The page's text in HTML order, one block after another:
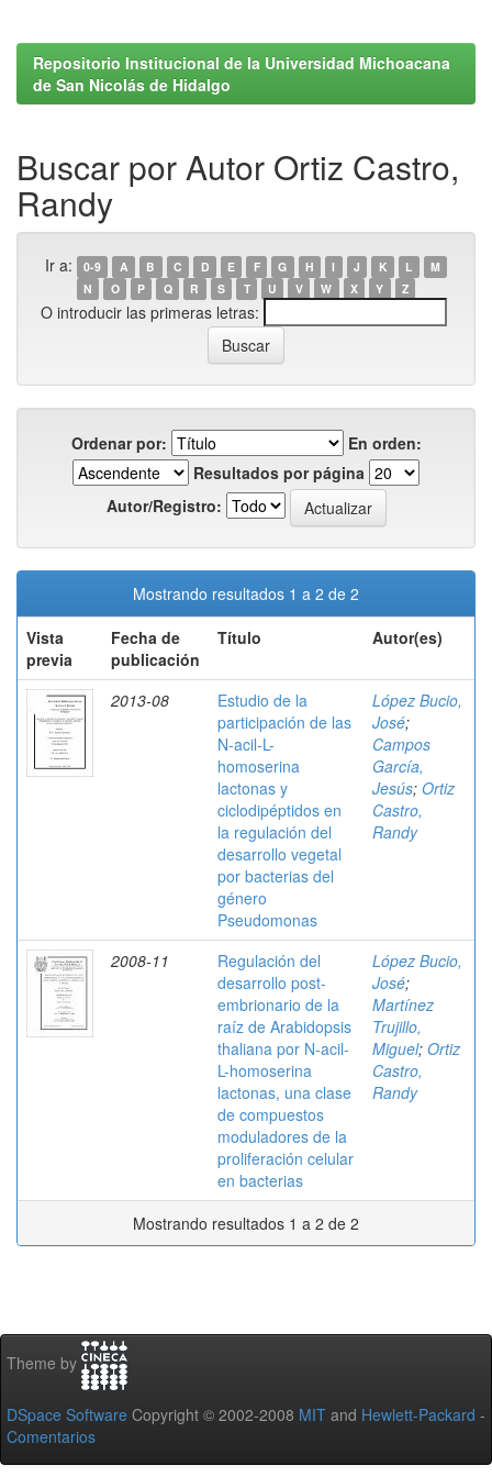
Repositorio Institucional de la Universidad Michoacana
de San Nicolás de Hidalgo
Buscar por Autor Ortiz Castro,
Randy
Ir a: 0-9 A B C D E F G H I J K L
M
N
O P Q R S T U V W X Y Z
O introducir las primeras letras:
Ordenar por:
En orden:
Resultados por página
Autor/Registro:
Mostrando resultados 1 a 2 de 2
Vista
previa
Fecha de
publicación
Título Autor(es)
2013-08
Estudio de la
participación de las
N-acil-L-
homoserina
lactonas y
ciclodipéptidos en
la regulación del
desarrollo vegetal
por bacterias del
género
Pseudomonas
López Bucio,
José;
Campos
García,
Jesús; Ortiz
Castro,
Randy
2008-11
Regulación del
desarrollo post-
embrionario de la
raíz de Arabidopsis
thaliana por N-acil-
L-homoserina
lactonas, una clase
de compuestos
moduladores de la
proliferación celular
en bacterias
López Bucio,
José;
Martínez
Trujillo,
Miguel; Ortiz
Castro,
Randy
Mostrando resultados 1 a 2 de 2
Theme by
DSpace Software Copyright © 2002-2008 MIT and Hewlett-Packard -
Comentarios